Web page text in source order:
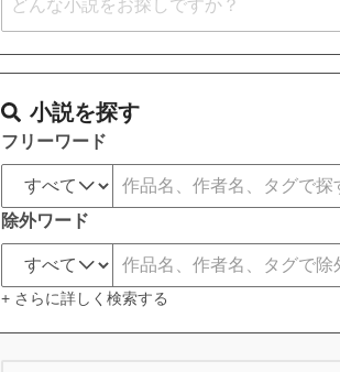
小説を探す
フリーワード
除外ワード
+ さらに詳しく検索する